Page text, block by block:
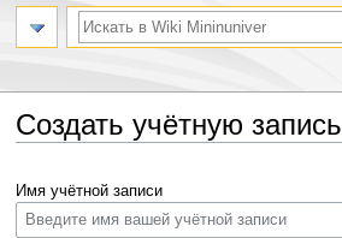
Создать учётную запись
к
навигации
к
поиску
Имя учётной записи